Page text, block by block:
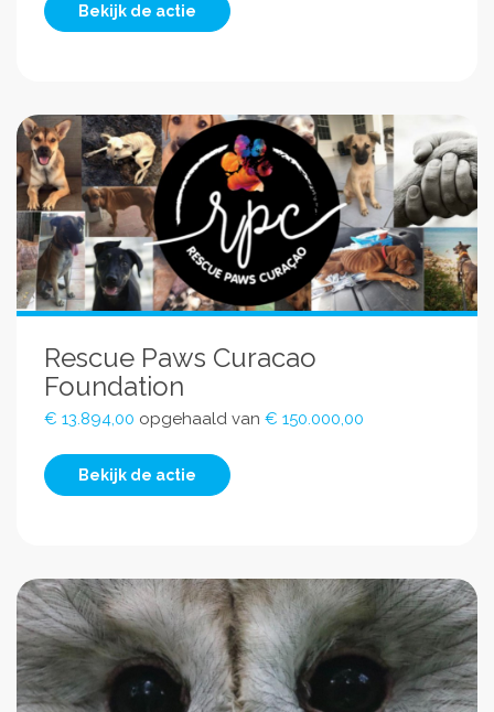
Bekijk de actie
Rescue Paws Curacao
Foundation
€ 13.894,00 opgehaald van € 150.000,00
Bekijk de actie